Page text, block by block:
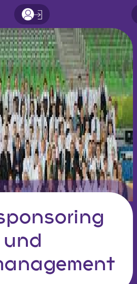
und